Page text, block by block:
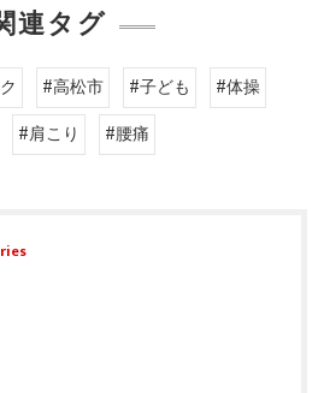
連タグ
#高松市 #子ども
#体操
#肩こり #腰痛